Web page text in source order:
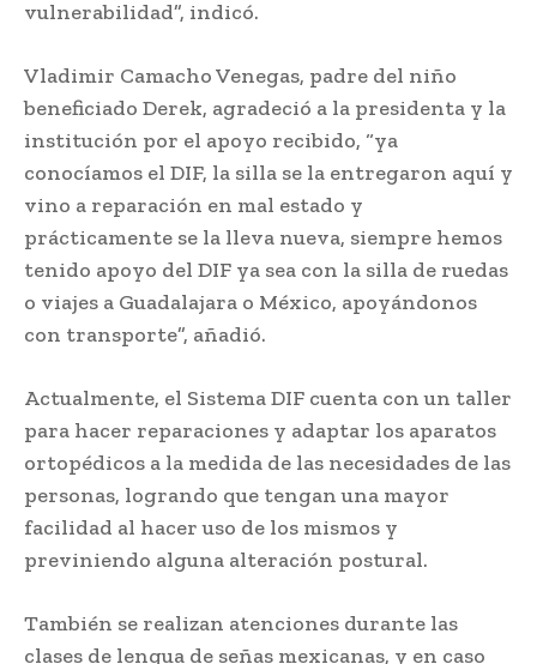
vulnerabilidad”, indicó.
Vladimir Camacho Venegas, padre del niño
beneficiado Derek, agradeció a la presidenta y la
institución por el apoyo recibido, “ya
conocíamos el DIF, la silla se la entregaron aquí y
vino a reparación en mal estado y
prácticamente se la lleva nueva, siempre hemos
tenido apoyo del DIF ya sea con la silla de ruedas
o viajes a Guadalajara o México, apoyándonos
con transporte”, añadió.
Actualmente, el Sistema DIF cuenta con un taller
para hacer reparaciones y adaptar los aparatos
ortopédicos a la medida de las necesidades de las
personas, logrando que tengan una mayor
facilidad al hacer uso de los mismos y
previniendo alguna alteración postural.
También se realizan atenciones durante las
clases de lengua de señas mexicanas, y en caso